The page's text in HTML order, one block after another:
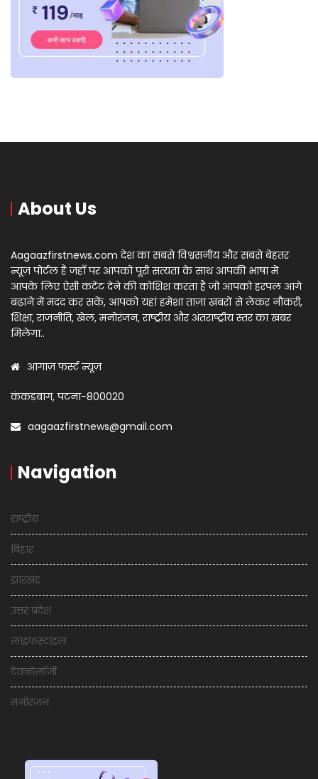
About Us
Aagaazfirstnews.com देश का सबसे विश्वसनीय और सबसे बेहतर
न्यूज़ पोर्टल है जहाँ पर आपको पूरी सत्यता के साथ आपकी भाषा में
आपके लिए ऐसी कंटेंट देने की कोशिश करता है जो आपको हरपल आगे
बढ़ाने में मदद कर सकें, आपको यहां हमेशा ताज़ा खबरों से लेकर नौकरी,
शिक्षा, राजनीति, खेल, मनोरंजन, राष्ट्रीय और अंतराष्ट्रीय स्तर का खबर
मिलेगा..
आगाज़ फर्स्ट न्यूज़
कंकड़बाग, पटना-800020
aagaazfirstnews@gmail.com
Navigation
राष्ट्रीय
बिहार
झारखंड
उत्तर प्रदेश
लाइफस्टाइल
टेक्नोलॉजी
मनोरंजन